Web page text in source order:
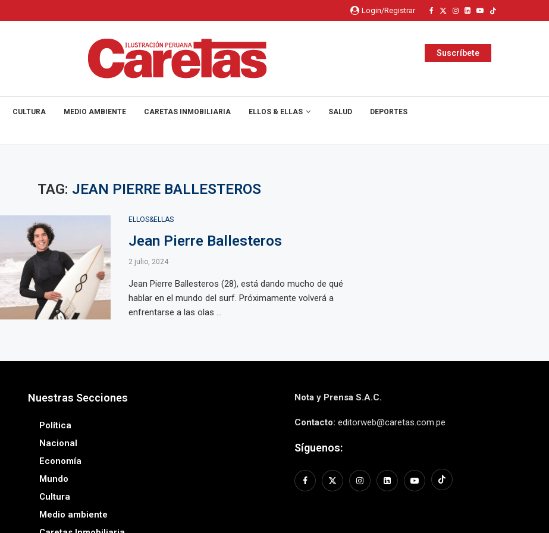
Login/Registrar
Suscríbete
CULTURA MEDIO AMBIENTE CARETAS INMOBILIARIA ELLOS & ELLAS SALUD DEPORTES
TAG: JEAN PIERRE BALLESTEROS
ELLOS&ELLAS
Jean Pierre Ballesteros
2 julio, 2024
Jean Pierre Ballesteros (28), está dando mucho de qué
hablar en el mundo del surf. Próximamente volverá a
enfrentarse a las olas ...
Nuestras Secciones
Política
Nacional
Economía
Mundo
Cultura
Medio ambiente
Nota y Prensa S.A.C.
Contacto: editorweb@caretas.com.pe
Síguenos: